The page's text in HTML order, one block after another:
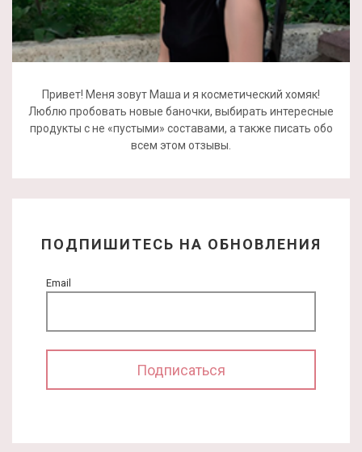
Привет! Меня зовут Маша и я косметический хомяк!
Люблю пробовать новые баночки, выбирать интересные
продукты с не «пустыми» составами, а также писать обо
всем этом отзывы.
ПОДПИШИТЕСЬ НА ОБНОВЛЕНИЯ
Email